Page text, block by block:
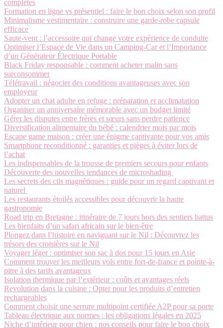
complètes
Formation en ligne vs présentiel : faire le bon choix selon son profil
Minimalisme vestimentaire : construire une garde-robe capsule
efficace
Saute-vent : l’accessoire qui change votre expérience de conduite
Optimiser l’Espace de Vie dans un Camping-Car et l’Importance
d’un Générateur Électrique Portable
Black Friday responsable : comment acheter malin sans
surconsommer
Télétravail : négocier des conditions avantageuses avec son
employeur
Adopter un chat adulte en refuge : préparation et acclimatation
Organiser un anniversaire mémorable avec un budget limité
Gérer les disputes entre frères et sœurs sans perdre patience
Diversification alimentaire du bébé : calendrier mois par mois
Escape game maison : créer une énigme captivante pour vos amis
Smartphone reconditionné : garanties et pièges à éviter lors de
l’achat
Les indispensables de la trousse de premiers secours pour enfants
Découverte des nouvelles tendances de microshading
Les secrets des cils magnétiques : guide pour un regard captivant et
naturel
Les restaurants étoilés accessibles pour découvrir la haute
gastronomie
Road trip en Bretagne : itinéraire de 7 jours hors des sentiers battus
Les bienfaits d’un safari africain sur le bien-être
Plongez dans l’histoire en naviguant sur le Nil : Découvrez les
trésors des croisières sur le Nil
Voyager léger : optimiser son sac à dos pour 15 jours en Asie
Comment trouver les meilleurs vols entre fort-de-france et pointe-à-
pitre à des tarifs avantageux
Isolation thermique par l’extérieur : coûts et avantages réels
Revolution dans la cuisine : Opter pour les produits d’entretien
rechargeables
Comment choisir une serrure multipoint certifiée A2P pour sa porte
Tableau électrique aux normes : les obligations légales en 2025
Niche d’intérieur pour chien : nos conseils pour faire le bon choix